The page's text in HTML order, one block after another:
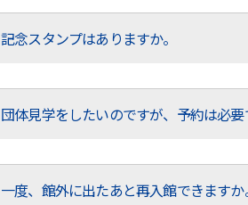
記念スタンプはありますか。
団体見学をしたいのですが、予約は必
一度、館外に出たあと再入館できますか